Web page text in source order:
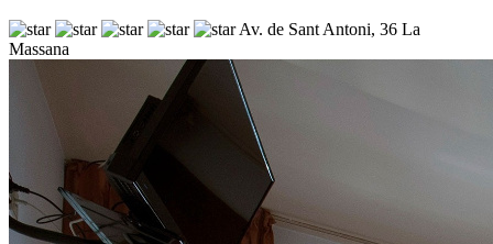
Av. de Sant Antoni, 36 La
Massana